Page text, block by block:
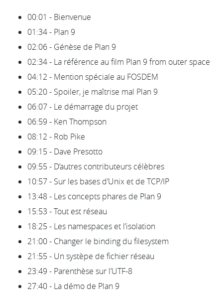
00:01 - Bienvenue
01:34 - Plan 9
02:06 - Génèse de Plan 9
02:34 - La référence au film Plan 9 from outer space
04:12 - Mention spéciale au FOSDEM
05:20 - Spoiler, je maîtrise mal Plan 9
06:07 - Le démarrage du projet
06:59 - Ken Thompson
08:12 - Rob Pike
09:15 - Dave Presotto
09:55 - D’autres contributeurs célèbres
10:57 - Sur les bases d’Unix et de TCP/IP
13:48 - Les concepts phares de Plan 9
15:53 - Tout est réseau
18:25 - Les namespaces et l’isolation
21:00 - Changer le binding du filesystem
21:55 - Un systèpe de fichier réseau
23:49 - Parenthèse sur l’UTF-8
27:40 - La démo de Plan 9